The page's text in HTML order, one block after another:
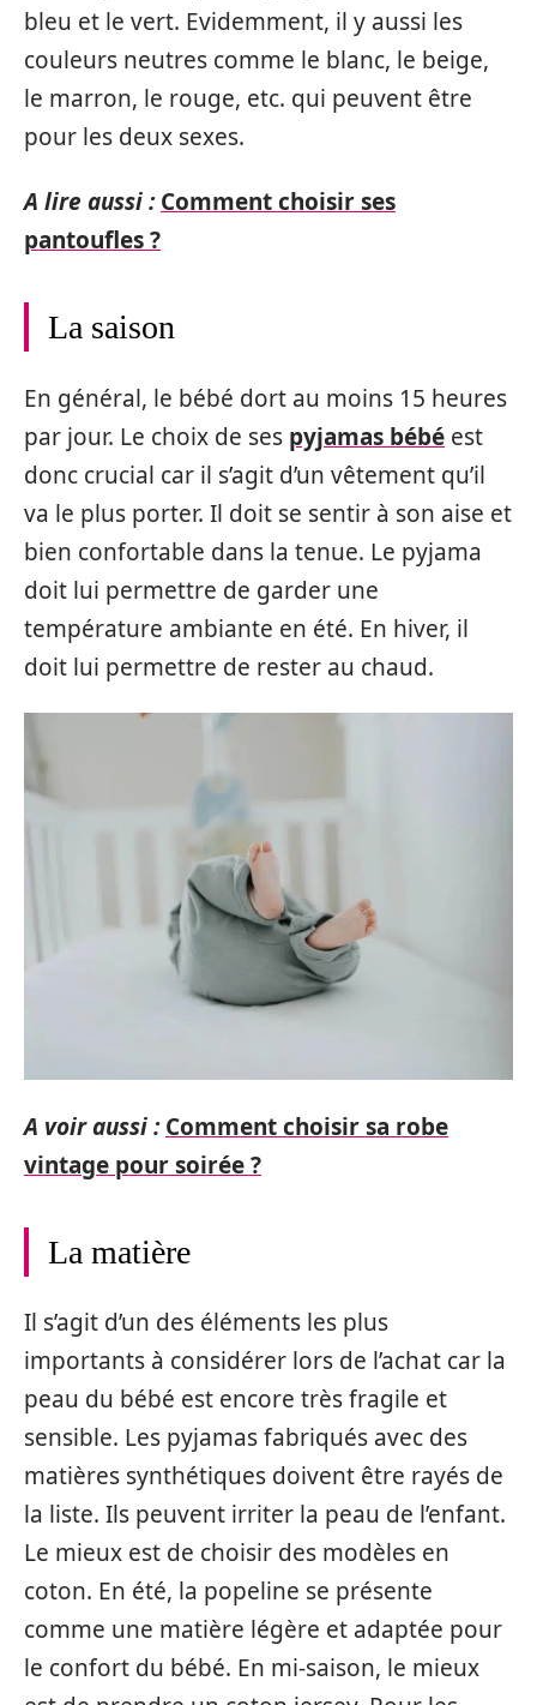
bleu et le vert. Evidemment, il y aussi les
couleurs neutres comme le blanc, le beige,
le marron, le rouge, etc. qui peuvent être
pour les deux sexes.
A lire aussi : Comment choisir ses
pantoufles ?
La saison
En général, le bébé dort au moins 15 heures
par jour. Le choix de ses pyjamas bébé est
donc crucial car il s’agit d’un vêtement qu’il
va le plus porter. Il doit se sentir à son aise et
bien confortable dans la tenue. Le pyjama
doit lui permettre de garder une
température ambiante en été. En hiver, il
doit lui permettre de rester au chaud.
A voir aussi : Comment choisir sa robe
vintage pour soirée ?
La matière
Il s’agit d’un des éléments les plus
importants à considérer lors de l’achat car la
peau du bébé est encore très fragile et
sensible. Les pyjamas fabriqués avec des
matières synthétiques doivent être rayés de
la liste. Ils peuvent irriter la peau de l’enfant.
Le mieux est de choisir des modèles en
coton. En été, la popeline se présente
comme une matière légère et adaptée pour
le confort du bébé. En mi-saison, le mieux